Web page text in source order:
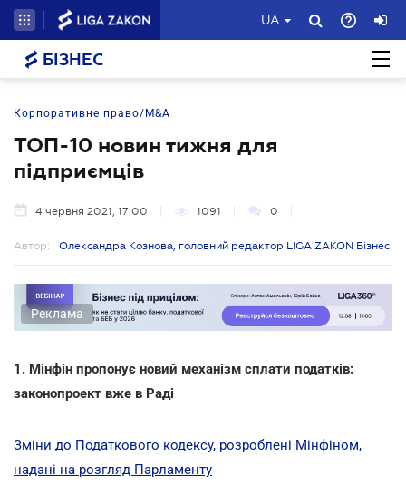
UA
БІЗНЕС
Корпоративне право/M&A
ТОП-10 новин тижня для
підприємців
4 червня 2021, 17:00 1091 0
Автор: Олександра Кознова, головний редактор LIGA ZAKON Бізнес
Реклама
1. Мінфін пропонує новий механізм сплати податків:
законопроект вже в Раді
Зміни до Податкового кодексу, розроблені Мінфіном,
надані на розгляд Парламенту